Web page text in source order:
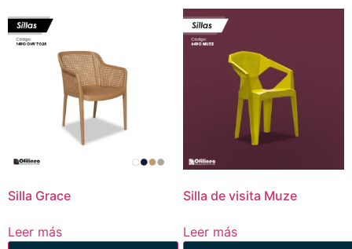
Silla Grace
Leer más
Silla de visita Muze
Leer más